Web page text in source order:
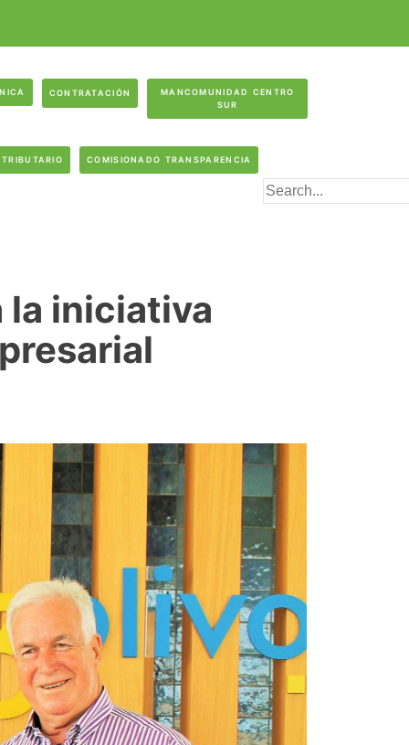
CONTRATACIÓN
MANCOMUNIDAD CENTRO
SUR
COMISIONADO TRANSPARENCIA
la iniciativa